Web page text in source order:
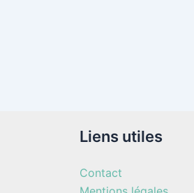
Liens utiles
Contact